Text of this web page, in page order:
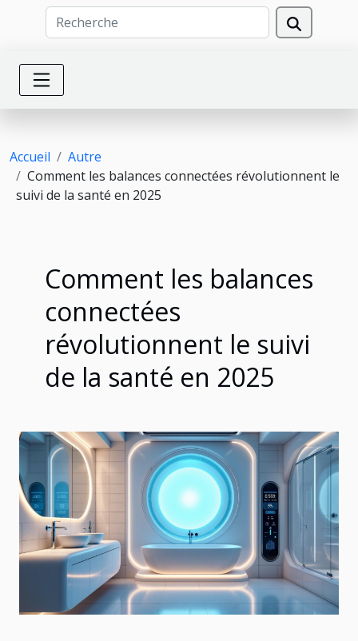
Accueil
Autre
Comment les balances connectées révolutionnent le
suivi de la santé en 2025
Comment les balances
connectées
révolutionnent le suivi
de la santé en 2025